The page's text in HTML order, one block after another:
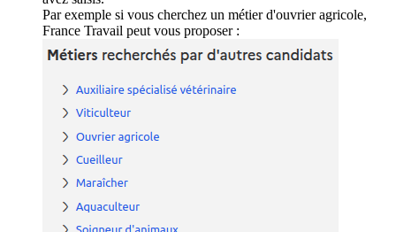
Par exemple si vous cherchez un métier d'ouvrier agricole,
France Travail peut vous proposer :